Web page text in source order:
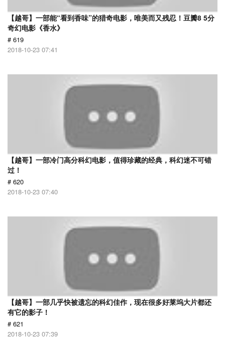
【越哥】一部能“看到香味”的猎奇电影，唯美而又残忍！豆瓣8 5分
奇幻电影《香水》
# 619
2018-10-23 07:41
【越哥】一部冷门高分科幻电影，值得珍藏的经典，科幻迷不可错
过！
# 620
2018-10-23 07:40
【越哥】一部几乎快被遗忘的科幻佳作，现在很多好莱坞大片都还
有它的影子！
# 621
2018-10-23 07:39